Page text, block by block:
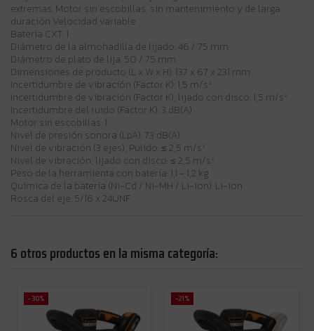
extremas. Motor sin escobillas, sin mantenimiento y de larga
duración Velocidad variable
Batería CXT: 1
Diámetro de la almohadilla de lijado: 46 / 75 mm
Diámetro de plato de lija: 50 / 75 mm
Dimensiones de producto (L x W x H): 137 x 67 x 231 mm
Incertidumbre de vibración (Factor K): 1,5 m/s²
Incertidumbre de vibración (Factor K), lijado con disco: 1,5 m/s²
Incertidumbre del ruido (Factor K): 3 dB(A)
Motor sin escobillas: 1
Nivel de presión sonora (LpA): 73 dB(A)
Nivel de vibración (3 ejes), Pulido: ≤ 2,5 m/s²
Nivel de vibración, lijado con disco: ≤ 2,5 m/s²
Peso de la herramienta con batería: 1,1 - 1,2 kg
Química de la batería (Ni-Cd / Ni-MH / Li-ion): Li-ion
Rosca del eje: 5/16 x 24UNF
6 otros productos en la misma categoría:
-30% -21%